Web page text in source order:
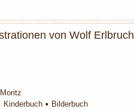
von Wolf Erlbruch
Kinderbuch
Bilderbuch